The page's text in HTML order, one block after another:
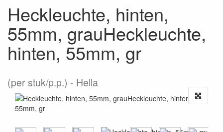
Heckleuchte, hinten,
55mm, grauHeckleuchte,
hinten, 55mm, gr
(per stuk/p.p.) Hella